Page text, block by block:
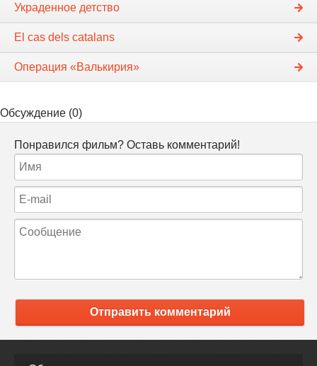
Украденное детство
El cas dels catalans
Операция «Валькирия»
Обсуждение (0)
Понравился фильм? Оставь комментарий!
Отправить комментарий